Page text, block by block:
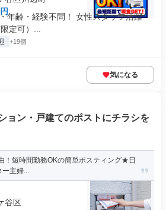
年齢・経験不問！ 女性スタッフ活躍
定可）...
+19個
気になる
ン・戸建てのポストにチラシを
！短時間勤務OKの簡単ポスティング★日
ー主婦...
谷区